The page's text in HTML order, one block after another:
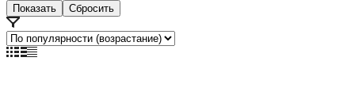
Сбросить